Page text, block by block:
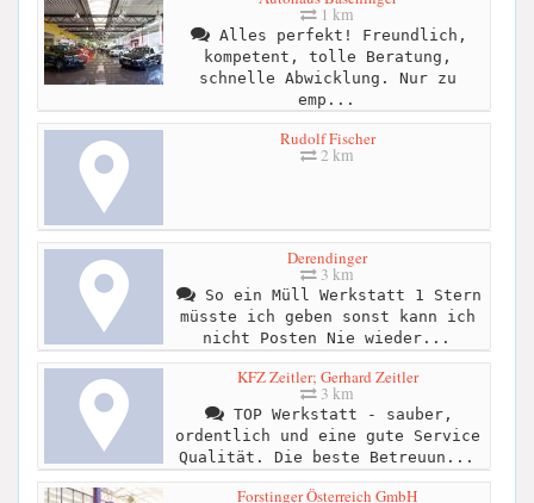
1 km
Alles perfekt! Freundlich,
kompetent, tolle Beratung,
schnelle Abwicklung. Nur zu
emp...
Rudolf Fischer
2 km
Derendinger
3 km
So ein Müll Werkstatt 1 Stern
müsste ich geben sonst kann ich
nicht Posten Nie wieder...
KFZ Zeitler; Gerhard Zeitler
3 km
TOP Werkstatt - sauber,
ordentlich und eine gute Service
Qualität. Die beste Betreuun...
Forstinger Österreich GmbH